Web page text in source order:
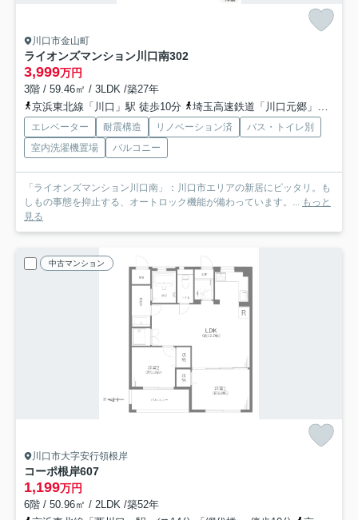
川口市金山町
ライオンズマンション川口南302
3,999万円
3階 / 59.46㎡ / 3LDK /築27年
京浜東北線「川口」駅 徒歩10分
埼玉高速鉄道「川口元郷」駅 徒歩15分
エレベーター 耐震構造 リノベーション済
バス・トイレ別
室内洗濯機置場
バルコニー
「ライオンズマンション川口南」：川口市エリアの新居にピッタリ。も
しもの事態を抑止する、オートロック機能が備わっています。...
もっと
見る
中古マンション
川口市大字安行領根岸
コーポ根岸607
1,199万円
6階 / 50.96㎡ / 2LDK /築52年